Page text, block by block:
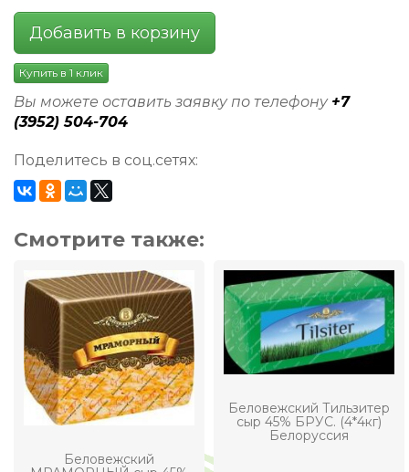
Добавить в корзину
Купить в 1 клик
Вы можете оставить заявку по телефону +7
(3952) 504-704
Поделитесь в соц.сетях:
Смотрите также:
Беловежский
Беловежский Тильзитер
сыр 45% БРУС. (4*4кг)
Белоруссия